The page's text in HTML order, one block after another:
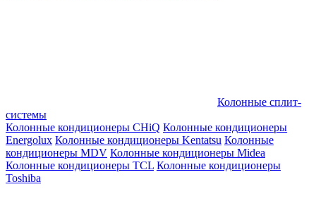
Колонные сплит-
системы
Колонные кондиционеры CHiQ Колонные кондиционеры
Energolux Колонные кондиционеры Kentatsu Колонные
кондиционеры MDV Колонные кондиционеры Midea
Колонные кондиционеры TCL Колонные кондиционеры
Toshiba